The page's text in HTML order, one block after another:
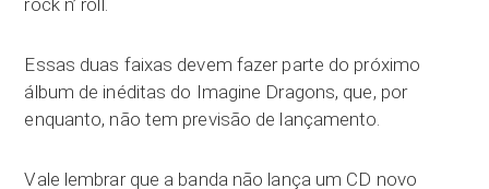
rock n’ roll.
Essas duas faixas devem fazer parte do próximo
álbum de inéditas do Imagine Dragons, que, por
enquanto, não tem previsão de lançamento.
Vale lembrar que a banda não lança um CD novo